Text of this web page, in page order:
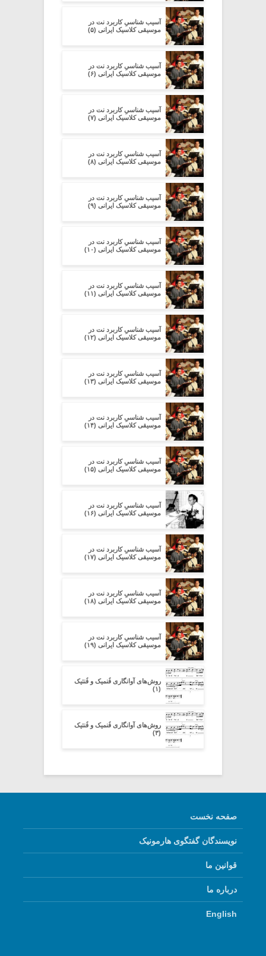
آسیب شناسیِ کاربرد نت در
موسیقی کلاسیک ایرانی (۵)
آسیب شناسیِ کاربرد نت در
موسیقی کلاسیک ایرانی (۶)
آسیب شناسیِ کاربرد نت در
موسیقی کلاسیک ایرانی (۷)
آسیب شناسیِ کاربرد نت در
موسیقی کلاسیک ایرانی (۸)
آسیب شناسیِ کاربرد نت در
موسیقی کلاسیک ایرانی (۹)
آسیب شناسیِ کاربرد نت در
موسیقی کلاسیک ایرانی (۱۰)
آسیب شناسیِ کاربرد نت در
موسیقی کلاسیک ایرانی (۱۱)
آسیب شناسیِ کاربرد نت در
موسیقی کلاسیک ایرانی (۱۲)
آسیب شناسیِ کاربرد نت در
موسیقی کلاسیک ایرانی (۱۳)
آسیب شناسیِ کاربرد نت در
موسیقی کلاسیک ایرانی (۱۴)
آسیب شناسیِ کاربرد نت در
موسیقی کلاسیک ایرانی (۱۵)
آسیب شناسیِ کاربرد نت در
موسیقی کلاسیک ایرانی (۱۶)
آسیب شناسیِ کاربرد نت در
موسیقی کلاسیک ایرانی (۱۷)
آسیب شناسیِ کاربرد نت در
موسیقی کلاسیک ایرانی (۱۸)
آسیب شناسیِ کاربرد نت در
موسیقی کلاسیک ایرانی (۱۹)
روش‌های آوانگاری فُنمیک و فُنتیک
(۱)
روش‌های آوانگاری فُنمیک و فُنتیک
(۳)
صفحه نخست
نویسندگان گفتگوی هارمونیک
قوانین ما
درباره ما
English